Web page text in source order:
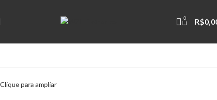
0 R$
Clique para ampliar